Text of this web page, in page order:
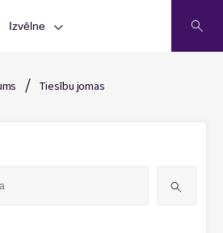
Izvēlne
/ Tiesību jomas